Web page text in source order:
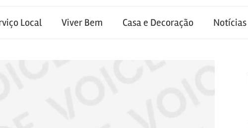
Local Viver Bem Casa e Decoração Notícias